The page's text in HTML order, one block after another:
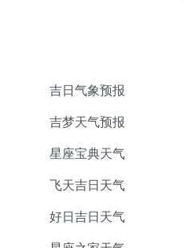
吉日气象预报
吉梦天气预报
星座宝典天气
飞天吉日天气
好日吉日天气